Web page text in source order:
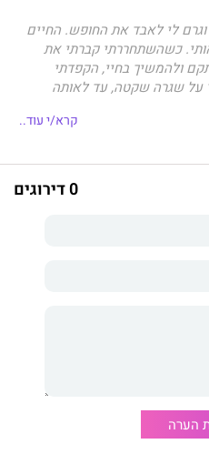
לי לאבד את החופש. החיים
כשהשתחררתי קברתי את
ולהמשיך בחיי, הקפדתי
על שגרה שקטה, עד לאותה
שהותירו אותי שבורה.
את נפשי. חשבתי שאוכל
על פניי וחומות ההגנה
נסחפים למערבולת של
הסכנה אורבת ומאיימת לטרוף
קרא/י עוד..
0 דירוגים
הערה